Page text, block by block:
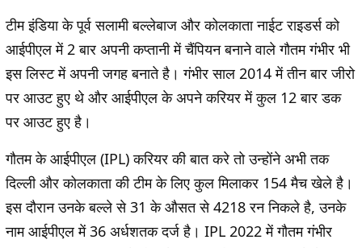
टीम इंडिया के पूर्व सलामी बल्लेबाज और कोलकाता नाईट राइडर्स को
आईपीएल में 2 बार अपनी कप्तानी में चैंपियन बनाने वाले गौतम गंभीर भी
इस लिस्ट में अपनी जगह बनाते है। गंभीर साल 2014 में तीन बार जीरो
पर आउट हुए थे और आईपीएल के अपने करियर में कुल 12 बार डक
पर आउट हुए है।
गौतम के आईपीएल (IPL) करियर की बात करे तो उन्होंने अभी तक
दिल्ली और कोलकाता की टीम के लिए कुल मिलाकर 154 मैच खेले है।
इस दौरान उनके बल्ले से 31 के औसत से 4218 रन निकले है, उनके
नाम आईपीएल में 36 अर्धशतक दर्ज है। IPL 2022 में गौतम गंभीर